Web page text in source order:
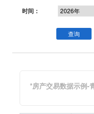
时间：
查询
*房产交易数据示例-